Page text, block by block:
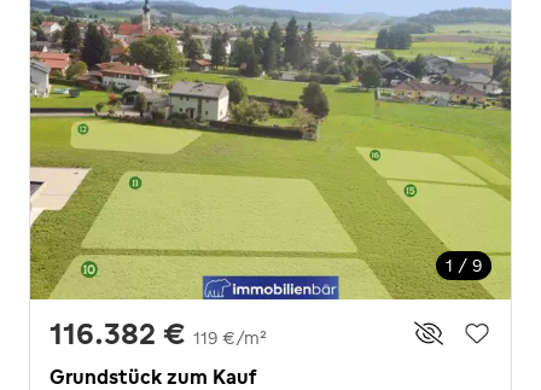
1 / 9
116.382 € 119 €/m²
Grundstück zum Kauf